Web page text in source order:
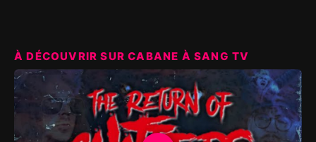
À DÉCOUVRIR SUR CABANE À SANG TV